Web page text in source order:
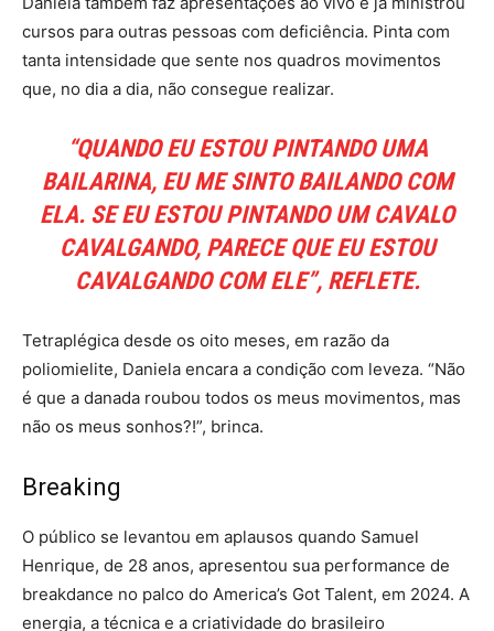
cursos para outras pessoas com deficiência. Pinta com
tanta intensidade que sente nos quadros movimentos
que, no dia a dia, não consegue realizar.
“QUANDO EU ESTOU PINTANDO UMA
BAILARINA, EU ME SINTO BAILANDO COM
ELA. SE EU ESTOU PINTANDO UM CAVALO
CAVALGANDO, PARECE QUE EU ESTOU
CAVALGANDO COM ELE”, REFLETE.
Tetraplégica desde os oito meses, em razão da
poliomielite, Daniela encara a condição com leveza. “Não
é que a danada roubou todos os meus movimentos, mas
não os meus sonhos?!”, brinca.
Breaking
O público se levantou em aplausos quando Samuel
Henrique, de 28 anos, apresentou sua performance de
breakdance no palco do America’s Got Talent, em 2024. A
energia, a técnica e a criatividade do brasileiro